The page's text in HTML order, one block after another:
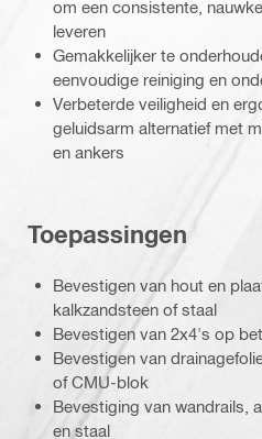
om een consistente,
leveren
Gemakkelijker te
eenvoudige reiniging en
Verbeterde veiligheid en
geluidsarm alternatief met
en ankers
Toepassingen
Bevestigen van hout en
kalkzandsteen of staal
Bevestigen van 2x4's op
Bevestigen van
of CMU-blok
Bevestiging van wandrails,
en staal